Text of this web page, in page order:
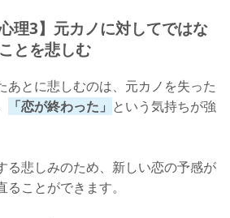
理3】元カノに対してではな
とを悲しむ
あとに悲しむのは、元カノを失った
「恋が終わった」 という気持ちが強
る悲しみのため、新しい恋の予感が
ことができます。